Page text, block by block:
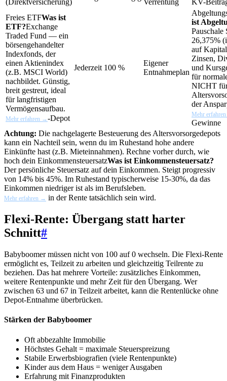
(Direktversicherung) Verrentung
KV-
Freies ETFWas ist
ETF?Exchange
Traded Fund — ein
börsengehandelter
Indexfonds, der
einen Aktienindex
(z.B. MSCI World)
nachbildet. Günstig,
breit gestreut, ideal
für langfristigen
Vermögensaufbau.
Mehr erfahren →-Depot
Jederzeit 100 %
Eigener
Entnahmeplan
ist
Pauschale
26,375%
auf
Zinsen,
und
für
NICHT
der
Mehr
Gewinne
Achtung: Die nachgelagerte Besteuerung des Altersvorsorgedepots
kann ein Nachteil sein, wenn du im Ruhestand hohe andere
Einkünfte hast (z.B. Mieteinnahmen). Rechne vorher durch, wie
hoch dein EinkommensteuersatzWas ist Einkommensteuersatz?
Der persönliche Steuersatz auf dein Einkommen. Steigt progressiv
von 14% bis 45%. Im Ruhestand typischerweise 15-30%, da das
Einkommen niedriger ist als im Berufsleben.
Mehr erfahren → in der Rente tatsächlich sein wird.
Flexi-Rente: Übergang statt harter
Schnitt#
Babyboomer müssen nicht von 100 auf 0 wechseln. Die Flexi-Rente
ermöglicht es, Teilzeit zu arbeiten und gleichzeitig Teilrente zu
beziehen. Das hat mehrere Vorteile: zusätzliches Einkommen,
weitere Rentenpunkte und mehr Zeit für den Übergang. Wer
zwischen 63 und 67 in Teilzeit arbeitet, kann die Rentenlücke ohne
Depot-Entnahme überbrücken.
Stärken der Babyboomer
Oft abbezahlte Immobilie
Höchstes Gehalt = maximale Steuerspreizung
Stabile Erwerbsbiografien (viele Rentenpunkte)
Kinder aus dem Haus = weniger Ausgaben
Erfahrung mit Finanzprodukten